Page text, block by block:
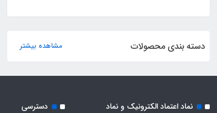
دسته بندی محصولات مشاهده بیشتر
نماد اعتماد الکترونیک و نماد
دسترسی